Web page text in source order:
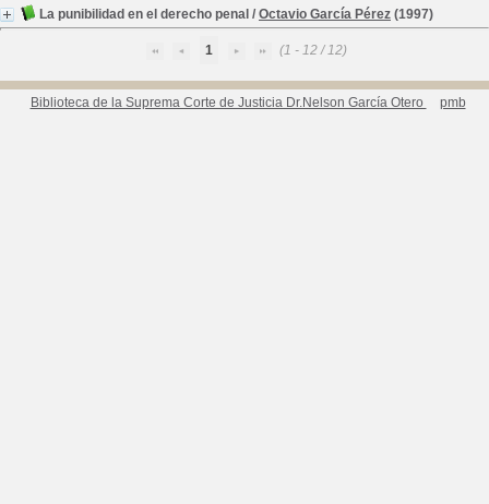
La punibilidad en el derecho penal / Octavio García Pérez (1997)
1 (1 - 12 / 12)
Biblioteca de la Suprema Corte de Justicia Dr.Nelson García Otero pmb